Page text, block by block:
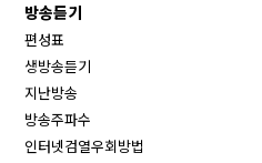
방송듣기
편성표
생방송듣기
지난방송
방송주파수
인터넷검열우회방법